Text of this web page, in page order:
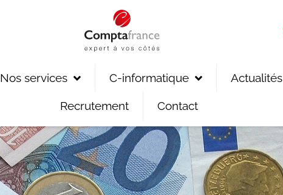
Nos services C-informatique Actualités
Recrutement Contact